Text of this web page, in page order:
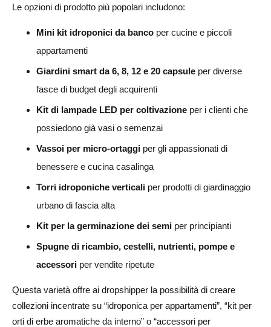
Le opzioni di prodotto più popolari includono:
Mini kit idroponici da banco per cucine e piccoli
appartamenti
Giardini smart da 6, 8, 12 e 20 capsule per diverse
fasce di budget degli acquirenti
Kit di lampade LED per coltivazione per i clienti che
possiedono già vasi o semenzai
Vassoi per micro-ortaggi per gli appassionati di
benessere e cucina casalinga
Torri idroponiche verticali per prodotti di giardinaggio
urbano di fascia alta
Kit per la germinazione dei semi per principianti
Spugne di ricambio, cestelli, nutrienti, pompe e
accessori per vendite ripetute
Questa varietà offre ai dropshipper la possibilità di creare
collezioni incentrate su “idroponica per appartamenti”, “kit per
orti di erbe aromatiche da interno” o “accessori per